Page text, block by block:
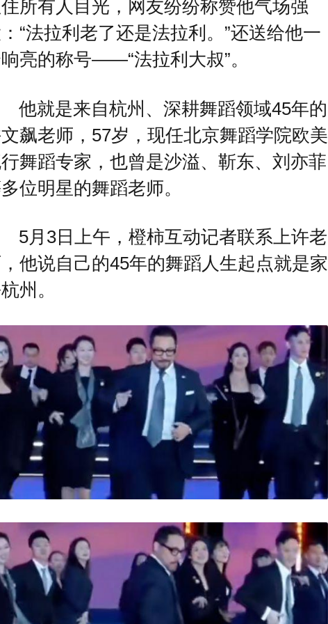
所有人目光，网友纷纷称赞他气场强
“法拉利老了还是法拉利。”还送给他一
亮的称号——“法拉利大叔”。
他就是来自杭州、深耕舞蹈领域45年的
飙老师，57岁，现任北京舞蹈学院欧美
舞蹈专家，也曾是沙溢、靳东、刘亦菲
位明星的舞蹈老师。
5月3日上午，橙柿互动记者联系上许老
他说自己的45年的舞蹈人生起点就是家
州。